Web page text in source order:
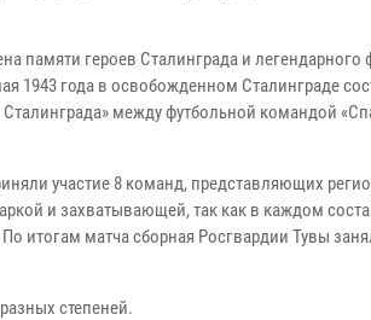
памяти героев Сталинграда и легендарного
1943 года в освобожденном Сталинграде
Сталинграда» между футбольной командой
участие 8 команд, представляющих
и захватывающей, так как в каждом
итогам матча сборная Росгвардии Тувы
степеней.